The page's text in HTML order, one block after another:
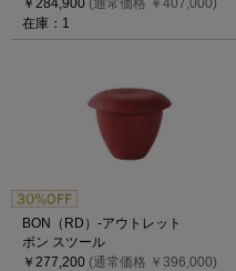
￥284,900 (通常価格 ￥407,000)
在庫：1
BON（RD）-アウトレット
ボン スツール
￥277,200 (通常価格 ￥396,000)